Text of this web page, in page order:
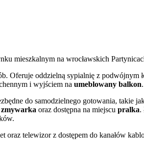
mieszkalnym na wrocławskich
Oferuje oddzielną sypialnię z podwójnym
i wyjściem na umeblowany balkon.
do samodzielnego gotowania, takie
zmywarka oraz dostępna na miejscu pralka.
oraz telewizor z dostępem do kanałów